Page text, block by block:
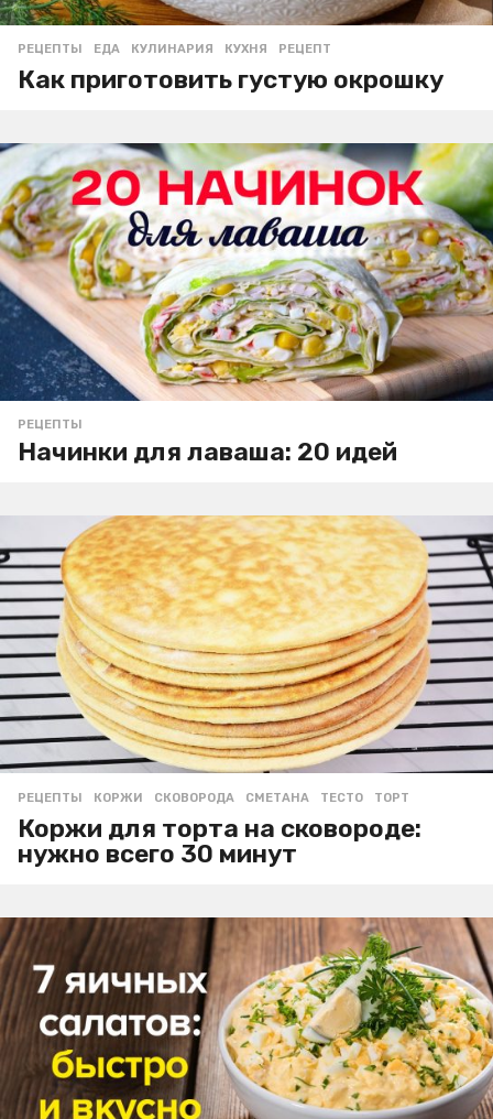
РЕЦЕПТЫ ЕДА ,КУЛИНАРИЯ ,КУХНЯ ,РЕЦЕПТ
Как приготовить густую окрошку
РЕЦЕПТЫ
Начинки для лаваша: 20 идей
РЕЦЕПТЫ КОРЖИ ,СКОВОРОДА ,СМЕТАНА ,ТЕСТО ,ТОРТ
Коржи для торта на сковороде:
нужно всего 30 минут